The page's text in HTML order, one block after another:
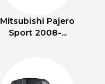
Mitsubishi Pajero
Sport 2008-...